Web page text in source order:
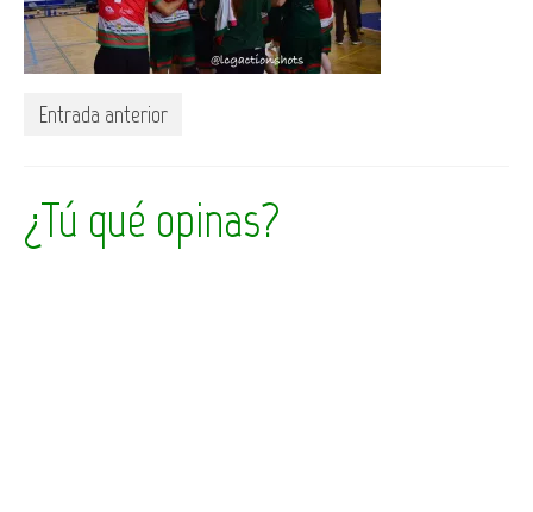
Entrada anterior
¿Tú qué opinas?